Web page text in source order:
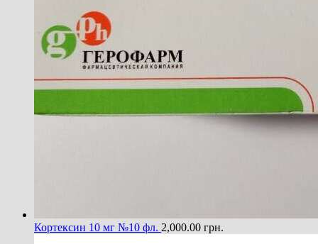
Кортексин 10 мг №10 фл. 2,000.00 грн.